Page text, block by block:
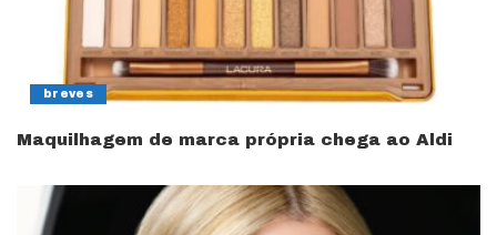
breves
Maquilhagem de marca própria chega ao Aldi